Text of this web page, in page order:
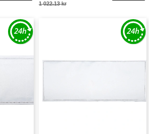
1 022.13 kr